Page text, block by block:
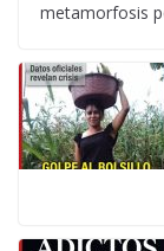
metamorfosis